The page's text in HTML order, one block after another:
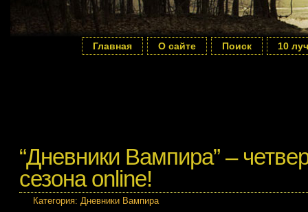
Главная О сайте Поиск 10
“Дневники Вампира” –
сезона online!
Категория: Дневники Вампира